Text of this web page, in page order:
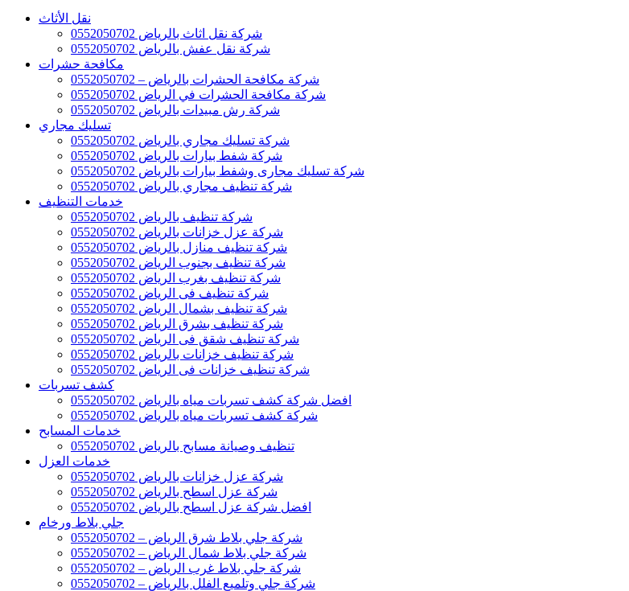
نقل الأثاث
شركة نقل اثاث بالرياض 0552050702
شركة نقل عفش بالرياض 0552050702
مكافحة حشرات
شركة مكافحة الحشرات بالرياض – 0552050702
شركة مكافحة الحشرات في الرياض 0552050702
شركة رش مبيدات بالرياض 0552050702
تسليك مجاري
شركة تسليك مجاري بالرياض 0552050702
شركة شفط بيارات بالرياض 0552050702
شركة تسليك مجارى وشفط بيارات بالرياض 0552050702
شركة تنظيف مجاري بالرياض 0552050702
خدمات التنظيف
شركة تنظيف بالرياض 0552050702
شركة عزل خزانات بالرياض 0552050702
شركة تنظيف منازل بالرياض 0552050702
شركة تنظيف بجنوب الرياض 0552050702
شركة تنظيف بغرب الرياض 0552050702
شركة تنظيف فى الرياض 0552050702
شركة تنظيف بشمال الرياض 0552050702
شركة تنظيف بشرق الرياض 0552050702
شركة تنظيف شقق فى الرياض 0552050702
شركة تنظيف خزانات بالرياض 0552050702
شركة تنظيف خزانات فى الرياض 0552050702
كشف تسربات
افضل شركة كشف تسربات مياه بالرياض 0552050702
شركة كشف تسربات مياه بالرياض 0552050702
خدمات المسابح
تنظيف وصيانة مسابح بالرياض 0552050702
خدمات العزل
شركة عزل خزانات بالرياض 0552050702
شركة عزل اسطح بالرياض 0552050702
افضل شركة عزل اسطح بالرياض 0552050702
جلي بلاط ورخام
شركة جلي بلاط شرق الرياض – 0552050702
شركة جلي بلاط شمال الرياض – 0552050702
شركة جلي بلاط غرب الرياض – 0552050702
شركة جلي وتلميع الفلل بالرياض – 0552050702